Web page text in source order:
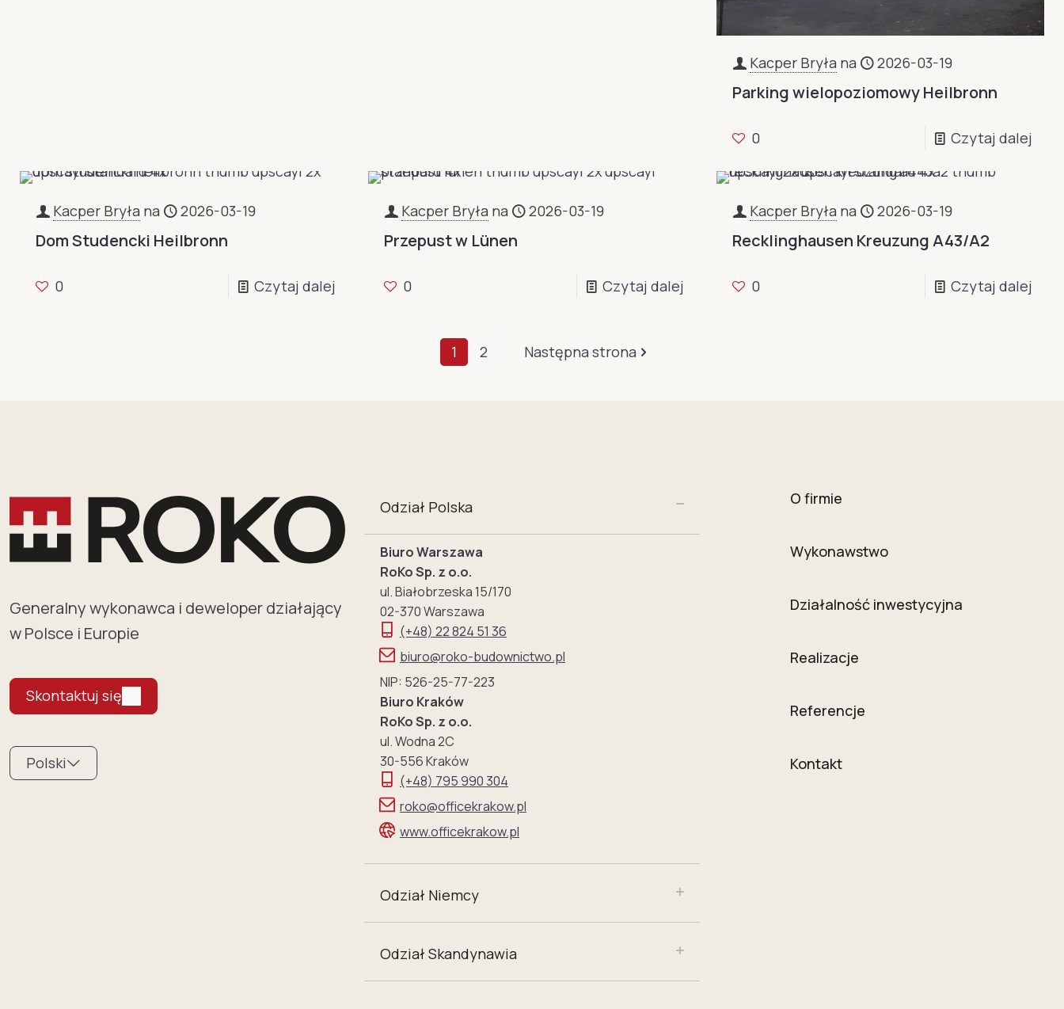
Kacper Bryła na 2026-03-19
Parking wielopoziomowy Heilbronn
0 Czytaj dalej
Kacper Bryła na 2026-03-19
Dom Studencki Heilbronn
0 Czytaj dalej
Kacper Bryła na 2026-03-19
Przepust w Lünen
0 Czytaj dalej
Kacper Bryła na 2026-03-19
Recklinghausen Kreuzung A43/A2
0 Czytaj dalej
1 2 Następna strona
Generalny wykonawca i deweloper działający
w Polsce i Europie
Skontaktuj się
Polski
Odział Polska
Biuro Warszawa
RoKo Sp. z o.o.
ul. Białobrzeska 15/170
02-370 Warszawa
(+48) 22 824 51 36
biuro@roko-budownictwo.pl
NIP: 526-25-77-223
Biuro Kraków
RoKo Sp. z o.o.
ul. Wodna 2C
30-556 Kraków
(+48) 795 990 304
roko@officekrakow.pl
www.officekrakow.pl
Odział Niemcy
Odział Skandynawia
O firmie
Wykonawstwo
Działalność inwestycyjna
Realizacje
Referencje
Kontakt